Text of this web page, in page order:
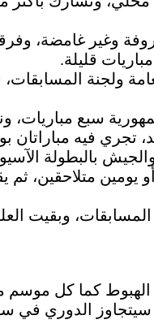
وغير غامضة،
قليلة.
ولجنة
سبع مباريات،
تجري فيه مباراتان
بالبطولة
يومين متلاحقين،
وبقيت
الهبوط كما كل
سيتجاوز الدوري في